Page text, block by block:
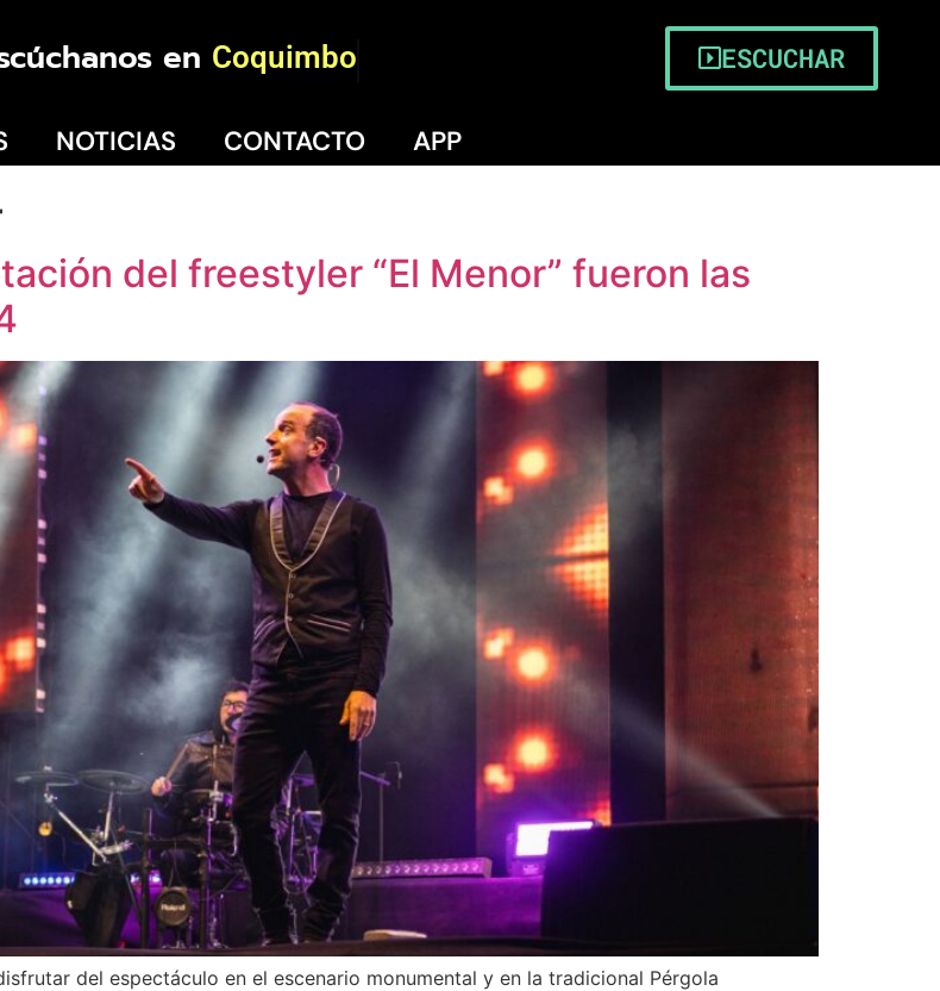
en La Serena ESCUCHAR
NOTICIAS CONTACTO APP
del freestyler “El Menor” fueron las
del espectáculo en el escenario monumental y en la tradicional Pérgola